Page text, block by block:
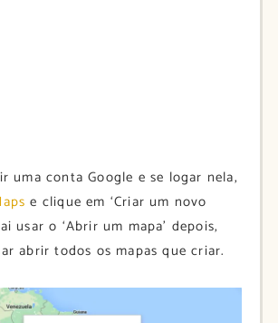
uma conta Google e se logar nela,
e clique em ‘Criar um novo
usar o ‘Abrir um mapa’ depois,
abrir todos os mapas que criar.